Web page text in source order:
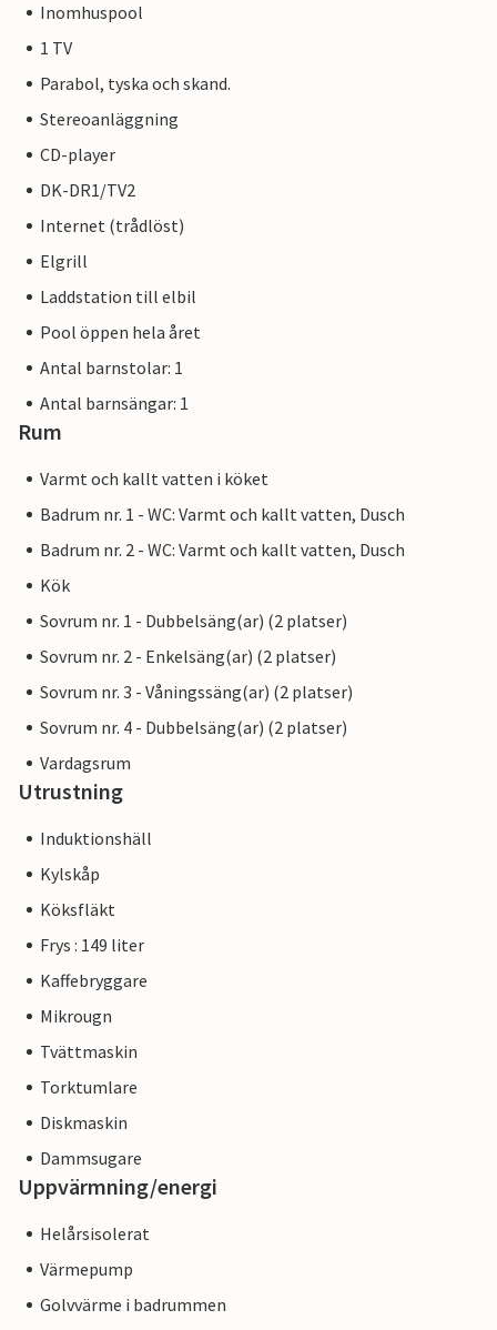
Inomhuspool
1 TV
Parabol, tyska och skand.
Stereoanläggning
CD-player
DK-DR1/TV2
Internet (trådlöst)
Elgrill
Laddstation till elbil
Pool öppen hela året
Antal barnstolar: 1
Antal barnsängar: 1
Rum
Varmt och kallt vatten i köket
Badrum nr. 1 - WC: Varmt och kallt vatten, Dusch
Badrum nr. 2 - WC: Varmt och kallt vatten, Dusch
Kök
Sovrum nr. 1 - Dubbelsäng(ar) (2 platser)
Sovrum nr. 2 - Enkelsäng(ar) (2 platser)
Sovrum nr. 3 - Våningssäng(ar) (2 platser)
Sovrum nr. 4 - Dubbelsäng(ar) (2 platser)
Vardagsrum
Utrustning
Induktionshäll
Kylskåp
Köksfläkt
Frys : 149 liter
Kaffebryggare
Mikrougn
Tvättmaskin
Torktumlare
Diskmaskin
Dammsugare
Uppvärmning/energi
Helårsisolerat
Värmepump
Golvvärme i badrummen